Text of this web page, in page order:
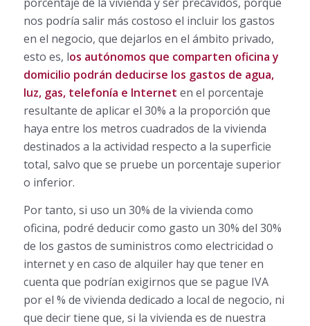
nos podría salir más costoso el incluir los gastos
en el negocio, que dejarlos en el ámbito privado,
esto es, los autónomos que comparten oficina y
domicilio podrán deducirse los gastos de agua,
luz, gas, telefonía e Internet en el porcentaje
resultante de aplicar el 30% a la proporción que
haya entre los metros cuadrados de la vivienda
destinados a la actividad respecto a la superficie
total, salvo que se pruebe un porcentaje superior
o inferior.
Por tanto, si uso un 30% de la vivienda como
oficina, podré deducir como gasto un 30% del 30%
de los gastos de suministros como electricidad o
internet y en caso de alquiler hay que tener en
cuenta que podrían exigirnos que se pague IVA
por el % de vivienda dedicado a local de negocio, ni
que decir tiene que, si la vivienda es de nuestra